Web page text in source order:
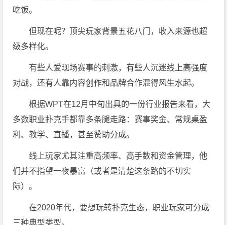
吃饭。
但现在呢？顶尖玩家背景五花八门，收入来源也超
级多样化。
有些人爱现场赛事的刺激，有些人沉迷线上高强度
对战，还有人靠内容创作和品牌合作混得风生水起。
根据WPT在12月中旬出具的一份行业报告来看，大
多数职业扑克手都靠多条腿走路：赛事奖金、常规桌盈
利、教学、直播，甚至赞助分成。
线上玩家尤其注重高频率、高手数和资金管理，他
们并不指望一夜暴富（或者是清楚这条路的不切实
际）。
在2020年代，要想玩转扑克生态，职业玩家可分成
三种典型类型。